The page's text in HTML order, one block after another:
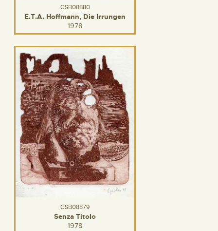
GSB08880
E.T.A. Hoffmann, Die Irrungen
1978
GSB08879
Senza Titolo
1978